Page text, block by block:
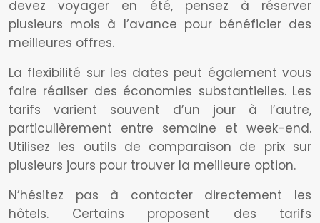
devez voyager en été, pensez à réserver
plusieurs mois à l’avance pour bénéficier des
meilleures offres.
La flexibilité sur les dates peut également vous
faire réaliser des économies substantielles. Les
tarifs varient souvent d’un jour à l’autre,
particulièrement entre semaine et week-end.
Utilisez les outils de comparaison de prix sur
plusieurs jours pour trouver la meilleure option.
N’hésitez pas à contacter directement les
hôtels. Certains proposent des tarifs